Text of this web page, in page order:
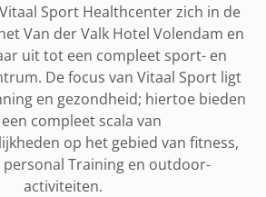
Sport Healthcenter zich in de
Van der Valk Hotel Volendam en
uit tot een compleet sport- en
De focus van Vitaal Sport ligt
en gezondheid; hiertoe bieden
compleet scala van
op het gebied van fitness,
Training en outdoor-
activiteiten.